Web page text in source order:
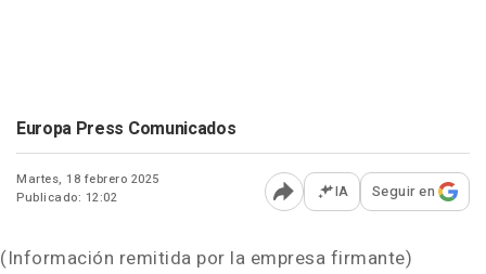
Europa Press Comunicados
Martes, 18 febrero 2025
Publicado: 12:02
Abrir opciones para
IA Seguir en
(Información remitida por la empresa firmante)